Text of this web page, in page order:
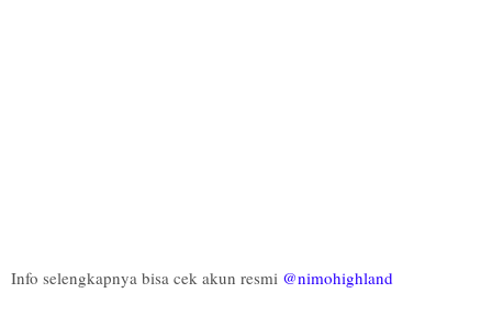
Info selengkapnya bisa cek akun resmi @nimohighland